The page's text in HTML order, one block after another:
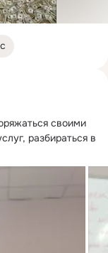
своими
разбираться в